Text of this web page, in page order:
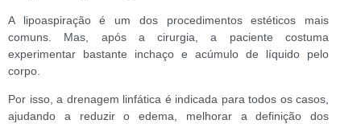
A lipoaspiração é um dos procedimentos estéticos mais
comuns. Mas, após a cirurgia, a paciente costuma
experimentar bastante inchaço e acúmulo de líquido pelo
corpo.
Por isso, a drenagem linfática é indicada para todos os casos,
ajudando a reduzir o edema, melhorar a definição dos